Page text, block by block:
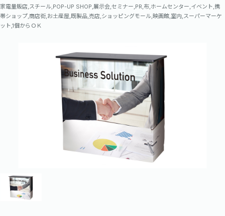
家電量販店,スチール,POP-UP SHOP,展示会,セミナー,PR,布,ホームセンター,イベント,携
帯ショップ,商店街,お土産屋,既製品,売店,ショッピングモール,映画館,室内,スーパーマーケ
ット,1個からＯＫ